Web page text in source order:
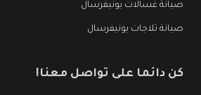
صيانة غسالات يونيفرسال
صيانة ثلاجات يونيفرسال
كن دائما على تواصل معنا!